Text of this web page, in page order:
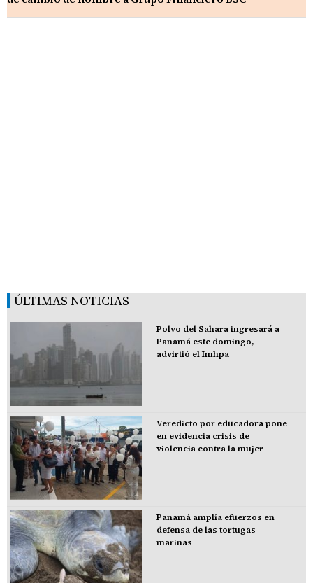
ÚLTIMAS NOTICIAS
Polvo del Sahara ingresará a
Panamá este domingo,
advirtió el Imhpa
Veredicto por educadora pone
en evidencia crisis de
violencia contra la mujer
Panamá amplía efuerzos en
defensa de las tortugas
marinas